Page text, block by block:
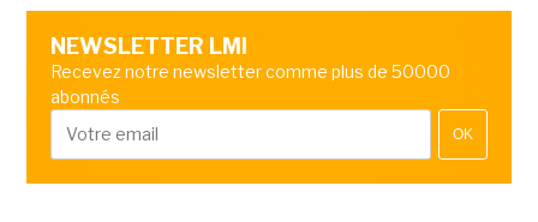
NEWSLETTER LMI
Recevez notre newsletter comme plus de 50000
abonnés
OK